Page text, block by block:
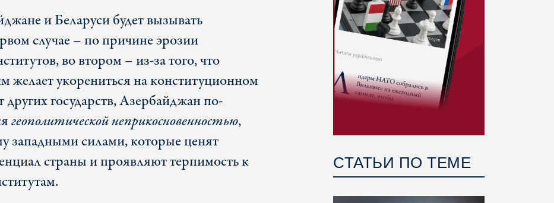
и Беларуси будет вызывать
случае – по причине эрозии
во втором – из-за того, что
желает укорениться на конституционном
других государств, Азербайджан по-
геополитической неприкосновенностью,
западными силами, которые ценят
страны и проявляют терпимость к
СТАТЬИ ПО ТЕМЕ